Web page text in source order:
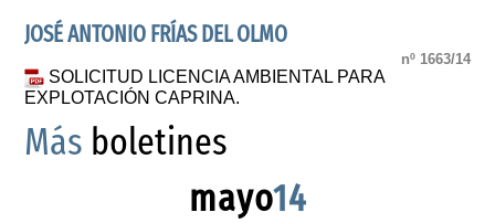
JOSÉ ANTONIO FRÍAS DEL OLMO
nº 1663/14
SOLICITUD LICENCIA AMBIENTAL PARA
EXPLOTACIÓN CAPRINA.
Más boletines
mayo14